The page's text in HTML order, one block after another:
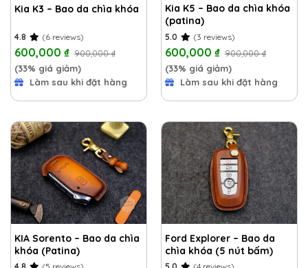
Kia K3 – Bao da chìa khóa
4.8 (6 reviews)
600,000 ₫ 900,000₫
(33% giá giảm)
Làm sau khi đặt hàng
Kia K5 – Bao da chìa khóa
(patina)
5.0 (3 reviews)
600,000 ₫ 900,000₫
(33% giá giảm)
Làm sau khi đặt hàng
KIA Sorento – Bao da chìa
khóa (Patina)
Ford Explorer – Bao da
chìa khóa (5 nút bấm)